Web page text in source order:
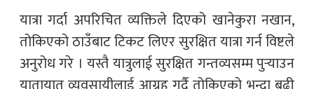
यात्रा गर्दा अपरिचित व्यक्तिले दिएको खानेकुरा नखान,
तोकिएको ठाउँबाट टिकट लिएर सुरक्षित यात्रा गर्न विष्टले
अनुरोध गरे । यस्तै यात्रुलाई सुरक्षित गन्तव्यसम्म पुर्‍याउन